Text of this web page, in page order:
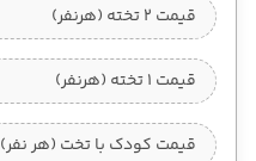
قیمت 2 تخته (هرنفر)
قیمت 1 تخته (هرنفر)
قیمت کودک با تخت (هر نفر)